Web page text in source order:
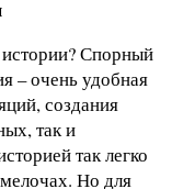
Спорный
– очень удобная
создания
так и
так легко
Но для